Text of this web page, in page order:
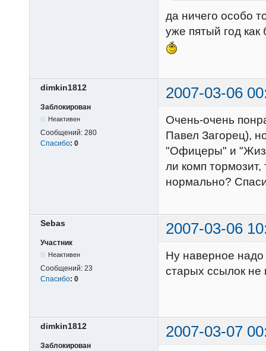
да ничего особо
уже пятый год как
dimkin1812 2007-03-06
Заблокирован
Неактивен
Сообщений: 280
Спасибо: 0
Очень-очень
Павел Загорец),
"Офицеры" и
ли комп
нормально?
Sebas 2007-03-06
Участник
Неактивен
Сообщений: 23
Спасибо: 0
Ну наверное надо
старых ссылок не
dimkin1812 2007-03-07
Заблокирован